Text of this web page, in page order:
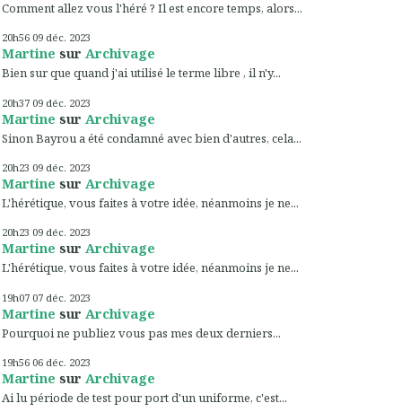
Comment allez vous l'héré ? Il est encore temps, alors...
20h56 09 déc. 2023
Martine sur Archivage
Bien sur que quand j'ai utilisé le terme libre , il n'y...
20h37 09 déc. 2023
Martine sur Archivage
Sinon Bayrou a été condamné avec bien d'autres, cela...
20h23 09 déc. 2023
Martine sur Archivage
L'hérétique, vous faites à votre idée, néanmoins je ne...
20h23 09 déc. 2023
Martine sur Archivage
L'hérétique, vous faites à votre idée, néanmoins je ne...
19h07 07 déc. 2023
Martine sur Archivage
Pourquoi ne publiez vous pas mes deux derniers...
19h56 06 déc. 2023
Martine sur Archivage
Ai lu période de test pour port d'un uniforme, c'est...